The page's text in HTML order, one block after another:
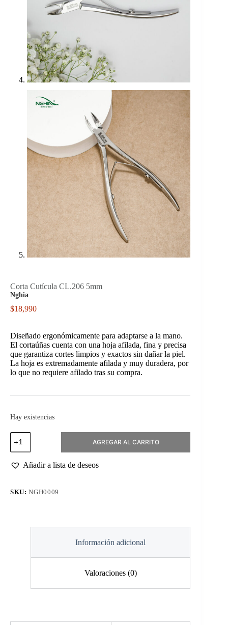
Corta Cutícula CL.206 5mm
Nghia
$18,990
Diseñado ergonómicamente para adaptarse a la mano.
El cortaúñas cuenta con una hoja afilada, fina y precisa
que garantiza cortes limpios y exactos sin dañar la piel.
La hoja es extremadamente afilada y muy duradera, por
lo que no requiere afilado tras su compra.
Hay existencias
Corta
Cutícula
CL.206
5mm
cantidad
AGREGAR AL CARRITO
Añadir a lista de deseos
SKU:NGH0009
Información adicional
Valoraciones (0)